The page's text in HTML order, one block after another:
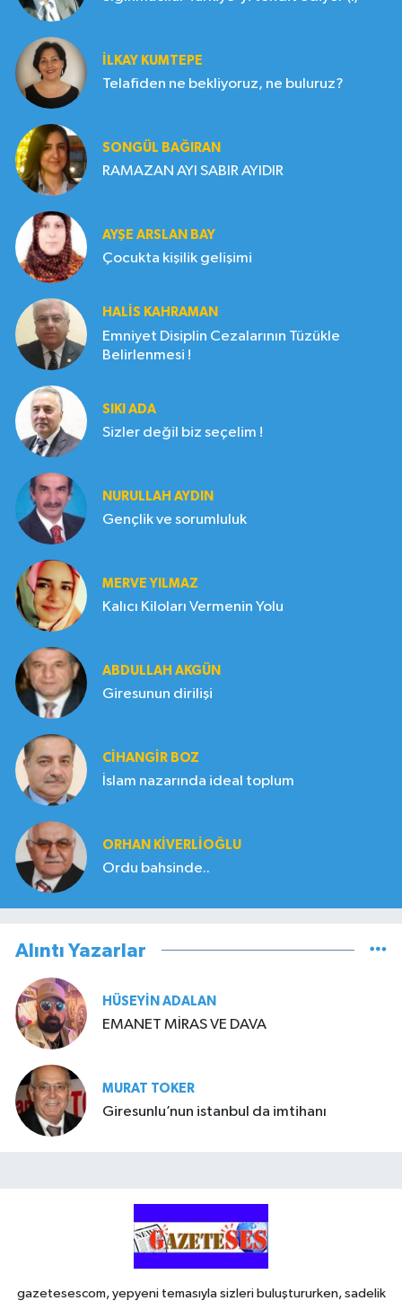
İLKAY KUMTEPE
Telafiden ne bekliyoruz, ne buluruz?
SONGÜL BAĞIRAN
RAMAZAN AYI SABIR AYIDIR
AYŞE ARSLAN BAY
Çocukta kişilik gelişimi
HALIS KAHRAMAN
Emniyet Disiplin Cezalarının Tüzükle
Belirlenmesi !
SIKI ADA
Sizler değil biz seçelim !
NURULLAH AYDIN
Gençlik ve sorumluluk
MERVE YILMAZ
Kalıcı Kiloları Vermenin Yolu
ABDULLAH AKGÜN
Giresunun dirilişi
CIHANGIR BOZ
İslam nazarında ideal toplum
ORHAN KIVERLIOĞLU
Ordu bahsinde..
Alıntı Yazarlar
HÜSEYIN ADALAN
EMANET MİRAS VE DAVA
MURAT TOKER
Giresunlu’nun istanbul da imtihanı
gazetesescom, yepyeni temasıyla sizleri buluştururken, sadelik